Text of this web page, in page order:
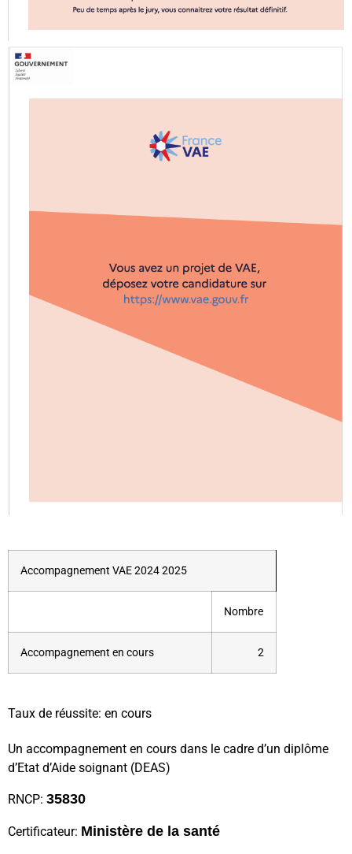
Accompagnement VAE 2024 2025
Nombre
Accompagnement en cours 2
Taux de réussite: en cours
Un accompagnement en cours dans le cadre d’un diplôme
d’Etat d’Aide soignant (DEAS)
RNCP: 35830
Certificateur: Ministère de la santé